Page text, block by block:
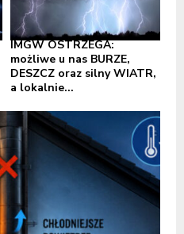
IMGW OSTRZEGA:
możliwe u nas BURZE,
DESZCZ oraz silny WIATR,
a lokalnie...